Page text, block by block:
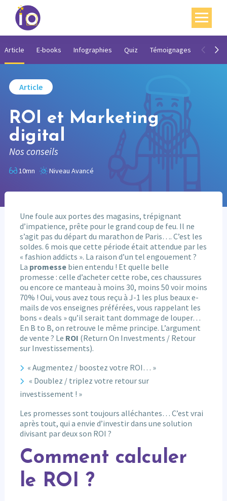
Vos enjeux
Académie
Ressources
Agenda
Article E-books Infographies Quiz Témoignages Vidéos
Article
ROI et Marketing
digital
Nos conseils
10mn Niveau Avancé
Une foule aux portes des magasins, trépignant
d’impatience, prête pour le grand coup de feu. Il ne
s’agit pas du départ du marathon de Paris…. C’est les
soldes. 6 mois que cette période était attendue par les
« fashion addicts ». La raison d’un tel engouement ?
La promessebien entendu ! Et quelle belle
promesse : celle d’acheter cette robe, ces chaussures
ou encore ce manteau à moins 30, moins 50 voir moins
70% ! Oui, vous avez tous reçu à J-1 les plus beaux e-
mails de vos enseignes préférées, vous rappelant les
bons « deals » qu’il serait tant dommage de louper…
En B to B, on retrouve le même principe. L’argument
de vente ? Le ROI (Return On Investments / Retour
sur Investissements).
« Augmentez / boostez votre ROI… »
« Doublez / triplez votre retour sur
investissement ! »
Les promesses sont toujours alléchantes… C’est vrai
après tout, qui a envie d’investir dans une solution
divisant par deux son ROI ?
Comment calculer
le ROI ?